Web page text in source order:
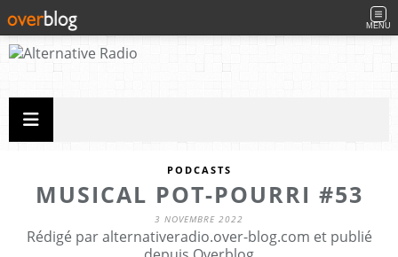
MENU
PODCASTS
MUSICAL POT-POURRI #53
3 NOVEMBRE 2022
Rédigé par alternativeradio.over-blog.com et publié